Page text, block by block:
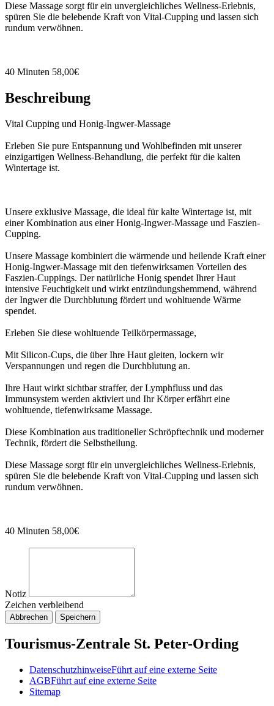
Diese Massage sorgt für ein unvergleichliches Wellness-Erlebnis,
spüren Sie die belebende Kraft von Vital-Cupping und lassen sich
rundum verwöhnen.
40 Minuten 58,00€
Beschreibung
Vital Cupping und Honig-Ingwer-Massage
Erleben Sie pure Entspannung und Wohlbefinden mit unserer
einzigartigen Wellness-Behandlung, die perfekt für die kalten
Wintertage ist.
Unsere exklusive Massage, die ideal für kalte Wintertage ist, mit
einer Kombination aus einer Honig-Ingwer-Massage und Faszien-
Cupping.
Unsere Massage kombiniert die wärmende und heilende Kraft einer
Honig-Ingwer-Massage mit den tiefenwirksamen Vorteilen des
Faszien-Cuppings. Der natürliche Honig spendet Ihrer Haut
intensive Feuchtigkeit und wirkt entzündungshemmend, während
der Ingwer die Durchblutung fördert und wohltuende Wärme
spendet.
Erleben Sie diese wohltuende Teilkörpermassage,
Mit Silicon-Cups, die über Ihre Haut gleiten, lockern wir
Verspannungen und regen die Durchblutung an.
Ihre Haut wirkt sichtbar straffer, der Lymphfluss und das
Immunsystem werden aktiviert und Ihr Körper erfährt eine
wohltuende, tiefenwirksame Massage.
Diese Kombination aus traditioneller Schröpftechnik und moderner
Technik, fördert die Selbstheilung.
Diese Massage sorgt für ein unvergleichliches Wellness-Erlebnis,
spüren Sie die belebende Kraft von Vital-Cupping und lassen sich
rundum verwöhnen.
40 Minuten 58,00€
Notiz
Zeichen verbleibend
Abbrechen Speichern
Tourismus-Zentrale St. Peter-Ording
DatenschutzhinweiseFührt auf eine externe Seite
AGBFührt auf eine externe Seite
Sitemap